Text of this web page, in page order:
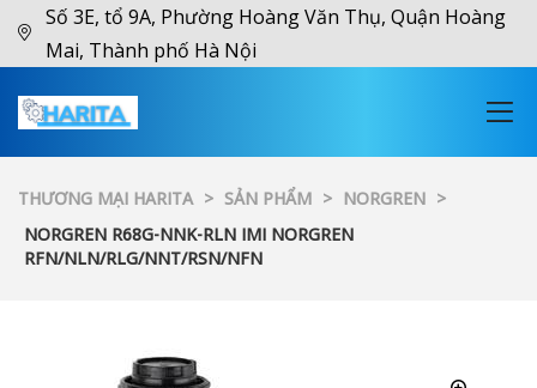
Số 3E, tổ 9A, Phường Hoàng Văn Thụ, Quận Hoàng
Mai, Thành phố Hà Nội
THƯƠNG MẠI HARITA > SẢN PHẨM > NORGREN >
NORGREN R68G-NNK-RLN IMI NORGREN
RFN/NLN/RLG/NNT/RSN/NFN